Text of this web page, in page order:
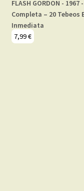
FLASH GORDON -
Completa – 20 Tebeos
Inmediata
7,99€